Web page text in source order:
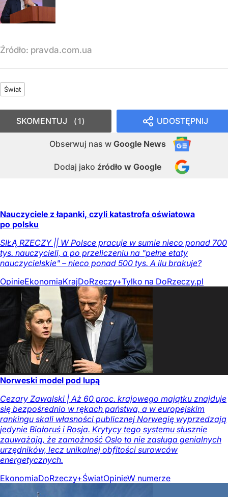
Źródło: pravda.com.ua
Świat
UDOSTĘPNIJ
Obserwuj nas w Google News
Dodaj jako źródło w Google
SKOMENTUJ 1
Nauczyciele z łapanki, czyli katastrofa oświatowa
po polsku
SIŁĄ RZECZY || W Polsce pracuje w sumie nieco ponad 700
tys. nauczycieli, a po przeliczeniu na "pełne etaty
nauczycielskie" – nieco ponad 500 tys. A ilu brakuje?
OpinieEkonomiaKrajDoRzeczy+Tylko na DoRzeczy.pl
Norweski model pod lupą
Cezary Zawalski | Aż 60 proc. krajowego majątku znajduje
się bezpośrednio w rękach państwa, a w europejskim
rankingu skali własności publicznej Norwegię wyprzedzają
jedynie Białoruś i Rosja. Krytycy tego systemu słusznie
zauważają, że zamożność Oslo to nie zasługa genialnych
urzędników, lecz unikalnej obfitości surowców
energetycznych.
EkonomiaDoRzeczy+ŚwiatOpinieW numerze